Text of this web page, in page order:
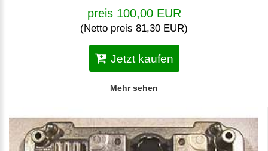
preis 100,00 EUR
(Netto preis 81,30 EUR)
Jetzt kaufen
Mehr sehen